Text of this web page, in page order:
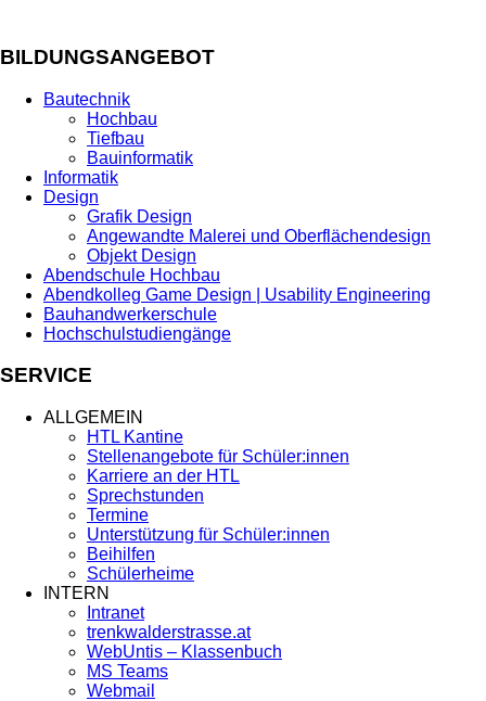
BILDUNGSANGEBOT
Bautechnik
Hochbau
Tiefbau
Bauinformatik
Informatik
Design
Grafik Design
Angewandte Malerei und Oberflächendesign
Objekt Design
Abendschule Hochbau
Abendkolleg Game Design | Usability Engineering
Bauhandwerkerschule
Hochschulstudiengänge
SERVICE
ALLGEMEIN
HTL Kantine
Stellenangebote für Schüler:innen
Karriere an der HTL
Sprechstunden
Termine
Unterstützung für Schüler:innen
Beihilfen
Schülerheime
INTERN
Intranet
trenkwalderstrasse.at
WebUntis – Klassenbuch
MS Teams
Webmail